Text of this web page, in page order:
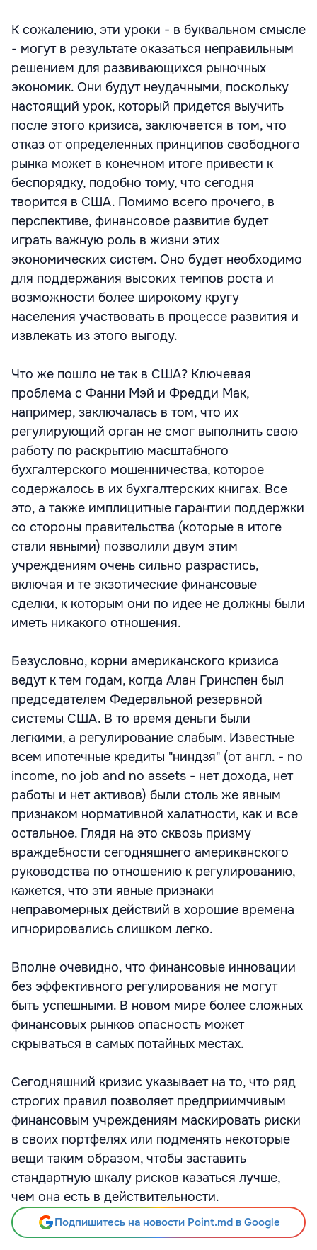
К сожалению, эти уроки - в буквальном смысле
- могут в результате оказаться неправильным
решением для развивающихся рыночных
экономик. Они будут неудачными, поскольку
настоящий урок, который придется выучить
после этого кризиса, заключается в том, что
отказ от определенных принципов свободного
рынка может в конечном итоге привести к
беспорядку, подобно тому, что сегодня
творится в США. Помимо всего прочего, в
перспективе, финансовое развитие будет
играть важную роль в жизни этих
экономических систем. Оно будет необходимо
для поддержания высоких темпов роста и
возможности более широкому кругу
населения участвовать в процессе развития и
извлекать из этого выгоду.
Что же пошло не так в США? Ключевая
проблема с Фанни Мэй и Фредди Мак,
например, заключалась в том, что их
регулирующий орган не смог выполнить свою
работу по раскрытию масштабного
бухгалтерского мошенничества, которое
содержалось в их бухгалтерских книгах. Все
это, а также имплицитные гарантии поддержки
со стороны правительства (которые в итоге
стали явными) позволили двум этим
учреждениям очень сильно разрастись,
включая и те экзотические финансовые
сделки, к которым они по идее не должны были
иметь никакого отношения.
Безусловно, корни американского кризиса
ведут к тем годам, когда Алан Гринспен был
председателем Федеральной резервной
системы США. В то время деньги были
легкими, а регулирование слабым. Известные
всем ипотечные кредиты "ниндзя" (от англ. - no
income, no job and no assets - нет дохода, нет
работы и нет активов) были столь же явным
признаком нормативной халатности, как и все
остальное. Глядя на это сквозь призму
враждебности сегодняшнего американского
руководства по отношению к регулированию,
кажется, что эти явные признаки
неправомерных действий в хорошие времена
игнорировались слишком легко.
Вполне очевидно, что финансовые инновации
без эффективного регулирования не могут
быть успешными. В новом мире более сложных
финансовых рынков опасность может
скрываться в самых потайных местах.
Сегодняшний кризис указывает на то, что ряд
строгих правил позволяет предприимчивым
финансовым учреждениям маскировать риски
в своих портфелях или подменять некоторые
вещи таким образом, чтобы заставить
стандартную шкалу рисков казаться лучше,
чем она есть в действительности.
Подпишитесь на новости Point.md в Google